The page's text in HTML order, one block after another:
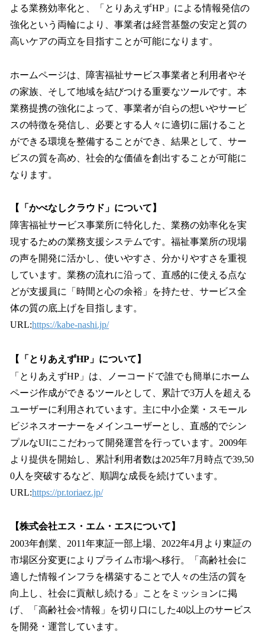
よる業務効率化と、「とりあえずHP」による情報発信の
強化という両輪により、事業者は経営基盤の安定と質の
高いケアの両立を目指すことが可能になります。
ホームページは、障害福祉サービス事業者と利用者やそ
の家族、そして地域を結びつける重要なツールです。本
業務提携の強化によって、事業者が自らの想いやサービ
スの特徴を発信し、必要とする人々に適切に届けること
ができる環境を整備することができ、結果として、サー
ビスの質を高め、社会的な価値を創出することが可能に
なります。
【「かべなしクラウド」について】
障害福祉サービス事業所に特化した、業務の効率化を実
現するための業務支援システムです。福祉事業所の現場
の声を開発に活かし、使いやすさ、分かりやすさを重視
しています。業務の流れに沿って、直感的に使える点な
どが支援員に「時間と心の余裕」を持たせ、サービス全
体の質の底上げを目指します。
URL:https://kabe-nashi.jp/
【「とりあえずHP」について】
「とりあえずHP」は、ノーコードで誰でも簡単にホーム
ページ作成ができるツールとして、累計で3万人を超える
ユーザーに利用されています。主に中小企業・スモール
ビジネスオーナーをメインユーザーとし、直感的でシン
プルなUIにこだわって開発運営を行っています。2009年
より提供を開始し、累計利用者数は2025年7月時点で39,50
0人を突破するなど、順調な成長を続けています。
URL:https://pr.toriaez.jp/
【株式会社エス・エム・エスについて】
2003年創業、2011年東証一部上場、2022年4月より東証の
市場区分変更によりプライム市場へ移行。「高齢社会に
適した情報インフラを構築することで人々の生活の質を
向上し、社会に貢献し続ける」ことをミッションに掲
げ、「高齢社会×情報」を切り口にした40以上のサービス
を開発・運営しています。